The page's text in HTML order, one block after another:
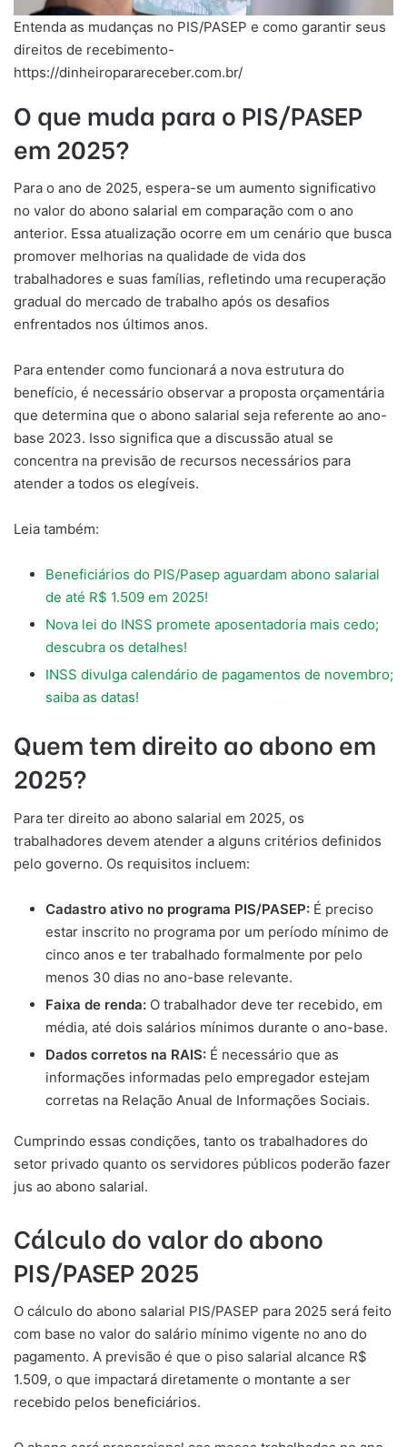
Entenda as mudanças no PIS/PASEP e como garantir seus
direitos de recebimento-
https://dinheiroparareceber.com.br/
O que muda para o PIS/PASEP
em 2025?
Para o ano de 2025, espera-se um aumento significativo
no valor do abono salarial em comparação com o ano
anterior. Essa atualização ocorre em um cenário que busca
promover melhorias na qualidade de vida dos
trabalhadores e suas famílias, refletindo uma recuperação
gradual do mercado de trabalho após os desafios
enfrentados nos últimos anos.
Para entender como funcionará a nova estrutura do
benefício, é necessário observar a proposta orçamentária
que determina que o abono salarial seja referente ao ano-
base 2023. Isso significa que a discussão atual se
concentra na previsão de recursos necessários para
atender a todos os elegíveis.
Leia também:
Beneficiários do PIS/Pasep aguardam abono salarial
de até R$ 1.509 em 2025!
Nova lei do INSS promete aposentadoria mais cedo;
descubra os detalhes!
INSS divulga calendário de pagamentos de novembro;
saiba as datas!
Quem tem direito ao abono em
2025?
Para ter direito ao abono salarial em 2025, os
trabalhadores devem atender a alguns critérios definidos
pelo governo. Os requisitos incluem:
Cadastro ativo no programa PIS/PASEP: É preciso
estar inscrito no programa por um período mínimo de
cinco anos e ter trabalhado formalmente por pelo
menos 30 dias no ano-base relevante.
Faixa de renda: O trabalhador deve ter recebido, em
média, até dois salários mínimos durante o ano-base.
Dados corretos na RAIS: É necessário que as
informações informadas pelo empregador estejam
corretas na Relação Anual de Informações Sociais.
Cumprindo essas condições, tanto os trabalhadores do
setor privado quanto os servidores públicos poderão fazer
jus ao abono salarial.
Cálculo do valor do abono
PIS/PASEP 2025
O cálculo do abono salarial PIS/PASEP para 2025 será feito
com base no valor do salário mínimo vigente no ano do
pagamento. A previsão é que o piso salarial alcance R$
1.509, o que impactará diretamente o montante a ser
recebido pelos beneficiários.